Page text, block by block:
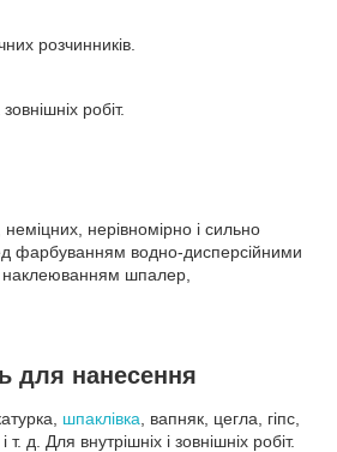
розчинників.
робіт.
нерівномірно і сильно
фарбуванням водно-дисперсійними
шпалер,
для нанесення
шпаклівка , вапняк, цегла, гіпс,
д. Для внутрішніх і зовнішніх робіт.